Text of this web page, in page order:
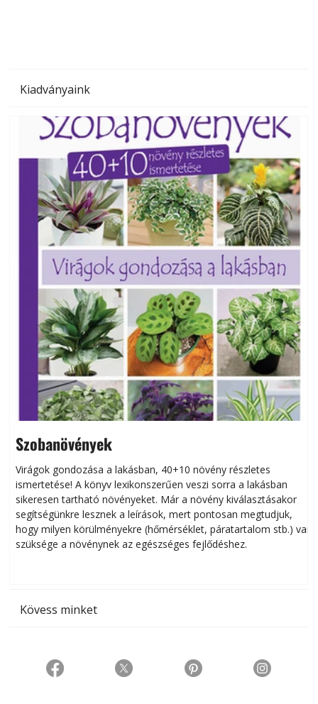
Kiadványaink
Szobanövények
Virágok gondozása a lakásban, 40+10 növény részletes
ismertetése! A könyv lexikonszerűen veszi sorra a lakásban
sikeresen tart­ha­tó növényeket. Már a növény kiválasztásakor
segítségünkre lesznek a leírások, mert pontosan megtudjuk,
hogy milyen körülményekre (hőmérséklet, páratartalom stb.) van
szüksége a növénynek az egészséges fejlődéshez.
Kövess minket